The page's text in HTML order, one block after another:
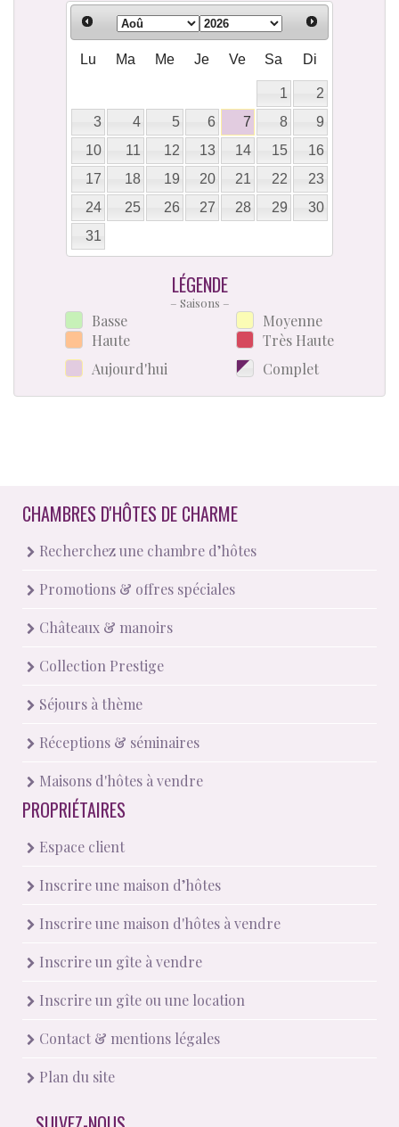
Lu Ma Me Je Ve Sa Di
1
2
3
4 5 6 7 8
9
10
11 12 13 14 15
16
17
18 19 20 21 22
23
24
25 26 27 28 29
30
31
LÉGENDE
– Saisons –
Basse
Haute
Aujourd'hui
Moyenne
Très Haute
Complet
CHAMBRES D'HÔTES DE CHARME
Recherchez une chambre d’hôtes
Promotions & offres spéciales
Châteaux & manoirs
Collection Prestige
Séjours à thème
Réceptions & séminaires
Maisons d'hôtes à vendre
PROPRIÉTAIRES
Espace client
Inscrire une maison d’hôtes
Inscrire une maison d'hôtes à vendre
Inscrire un gîte à vendre
Inscrire un gîte ou une location
Contact & mentions légales
Plan du site